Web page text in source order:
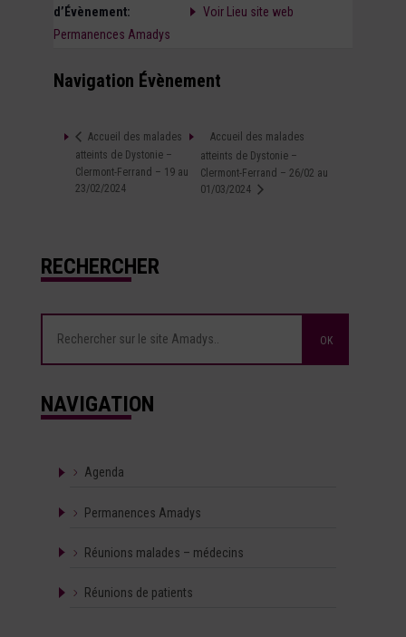
d’Évènement:
Permanences Amadys
Voir Lieu site web
Navigation Évènement
Accueil des malades
atteints de Dystonie –
Clermont-Ferrand – 19 au
23/02/2024
Accueil des malades
atteints de Dystonie –
Clermont-Ferrand – 26/02 au
01/03/2024
RECHERCHER
NAVIGATION
Agenda
Permanences Amadys
Réunions malades – médecins
Réunions de patients